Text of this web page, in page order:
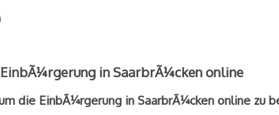
in SaarbrÃ¼cken online
die EinbÃ¼rgerung in SaarbrÃ¼cken online zu